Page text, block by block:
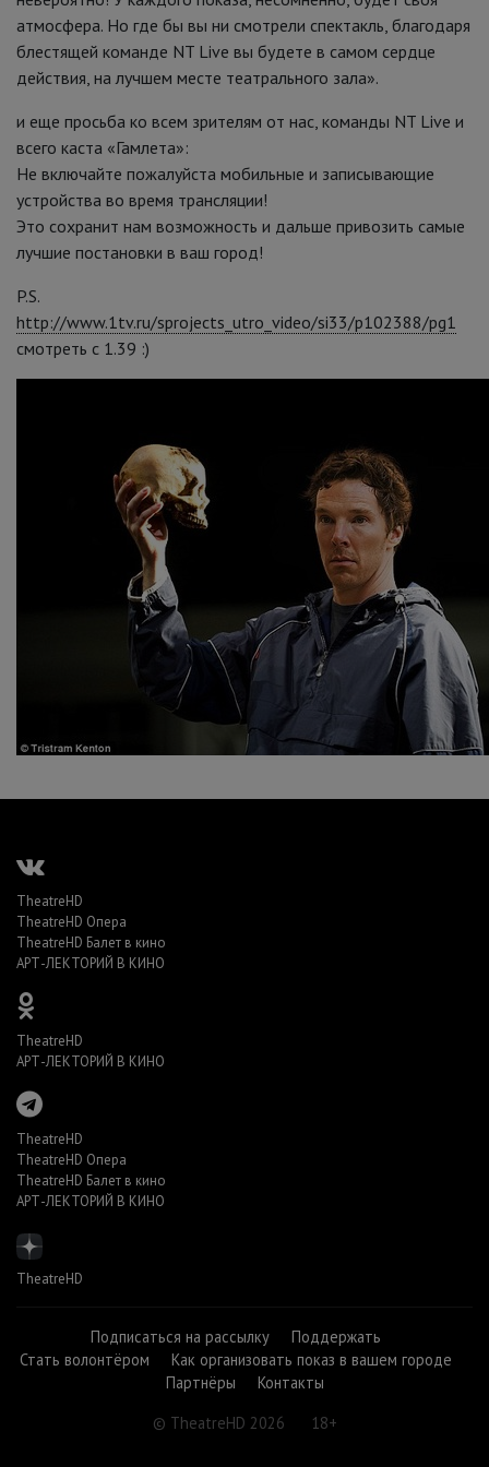
атмосфера. Но где бы вы ни смотрели спектакль, благодаря
блестящей команде NT Live вы будете в самом сердце
действия, на лучшем месте театрального зала».
и еще просьба ко всем зрителям от нас, команды NT Live и
всего каста «Гамлета»:
Не включайте пожалуйста мобильные и записывающие
устройства во время трансляции!
Это сохранит нам возможность и дальше привозить самые
лучшие постановки в ваш город!
P.S.
http://www.1tv.ru/sprojects_utro_video/si33/p102388/pg1
смотреть с 1.39 :)
TheatreHD
TheatreHD Опера
TheatreHD Балет в кино
АРТ-ЛЕКТОРИЙ В КИНО
TheatreHD
АРТ-ЛЕКТОРИЙ В КИНО
TheatreHD
TheatreHD Опера
TheatreHD Балет в кино
АРТ-ЛЕКТОРИЙ В КИНО
TheatreHD
Подписаться на рассылку
Поддержать
Стать волонтёром
Как организовать показ в вашем городе
Партнёры
Контакты
© TheatreHD 2026
18+